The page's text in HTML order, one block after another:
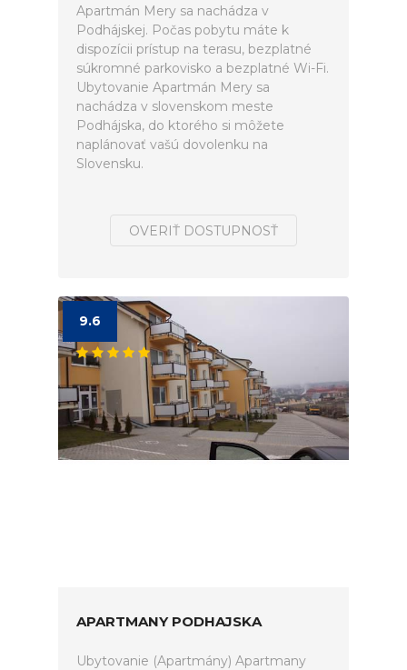
Apartmán Mery sa nachádza v
Podhájskej. Počas pobytu máte k
dispozícii prístup na terasu, bezplatné
súkromné parkovisko a bezplatné Wi-Fi.
Ubytovanie Apartmán Mery sa
nachádza v slovenskom meste
Podhájska, do ktorého si môžete
naplánovať vašú dovolenku na
Slovensku.
OVERIŤ DOSTUPNOSŤ
9.6
APARTMANY PODHAJSKA
Ubytovanie (Apartmány) Apartmany